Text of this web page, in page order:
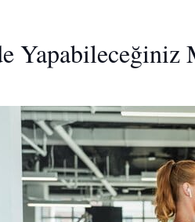
Yapabileceğiniz